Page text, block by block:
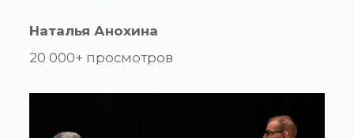
Наталья Анохина
20 000+ просмотров